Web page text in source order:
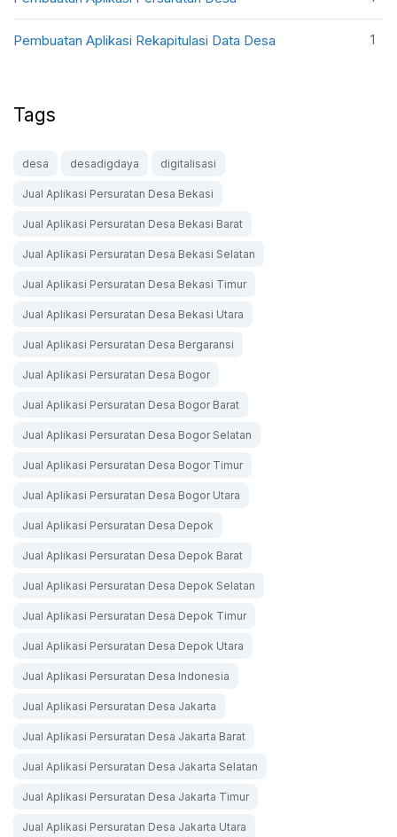
Pembuatan Aplikasi Rekapitulasi Data Desa 1
Tags
desa desadigdaya digitalisasi
Jual Aplikasi Persuratan Desa Bekasi
Jual Aplikasi Persuratan Desa Bekasi Barat
Jual Aplikasi Persuratan Desa Bekasi Selatan
Jual Aplikasi Persuratan Desa Bekasi Timur
Jual Aplikasi Persuratan Desa Bekasi Utara
Jual Aplikasi Persuratan Desa Bergaransi
Jual Aplikasi Persuratan Desa Bogor
Jual Aplikasi Persuratan Desa Bogor Barat
Jual Aplikasi Persuratan Desa Bogor Selatan
Jual Aplikasi Persuratan Desa Bogor Timur
Jual Aplikasi Persuratan Desa Bogor Utara
Jual Aplikasi Persuratan Desa Depok
Jual Aplikasi Persuratan Desa Depok Barat
Jual Aplikasi Persuratan Desa Depok Selatan
Jual Aplikasi Persuratan Desa Depok Timur
Jual Aplikasi Persuratan Desa Depok Utara
Jual Aplikasi Persuratan Desa Indonesia
Jual Aplikasi Persuratan Desa Jakarta
Jual Aplikasi Persuratan Desa Jakarta Barat
Jual Aplikasi Persuratan Desa Jakarta Selatan
Jual Aplikasi Persuratan Desa Jakarta Timur
Jual Aplikasi Persuratan Desa Jakarta Utara